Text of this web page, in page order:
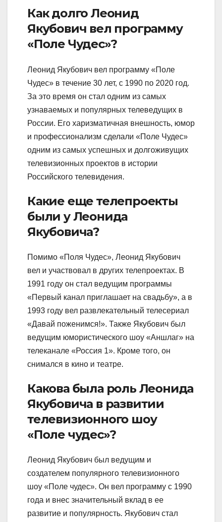
Как долго Леонид
Якубович вел программу
«Поле Чудес»?
Леонид Якубович вел программу «Поле
Чудес» в течение 30 лет, с 1990 по 2020 год.
За это время он стал одним из самых
узнаваемых и популярных телеведущих в
России. Его харизматичная внешность, юмор
и профессионализм сделали «Поле Чудес»
одним из самых успешных и долгоживущих
телевизионных проектов в истории
Российского телевидения.
Какие еще телепроекты
были у Леонида
Якубовича?
Помимо «Поля Чудес», Леонид Якубович
вел и участвовал в других телепроектах. В
1991 году он стал ведущим программы
«Первый канал приглашает на свадьбу», а в
1993 году вел развлекательный телесериал
«Давай поженимся!». Также Якубович был
ведущим юмористического шоу «Аншлаг» на
телеканале «Россия 1». Кроме того, он
снимался в кино и театре.
Какова была роль Леонида
Якубовича в развитии
телевизионного шоу
«Поле чудес»?
Леонид Якубович был ведущим и
создателем популярного телевизионного
шоу «Поле чудес». Он вел программу с 1990
года и внес значительный вклад в ее
развитие и популярность. Якубович стал